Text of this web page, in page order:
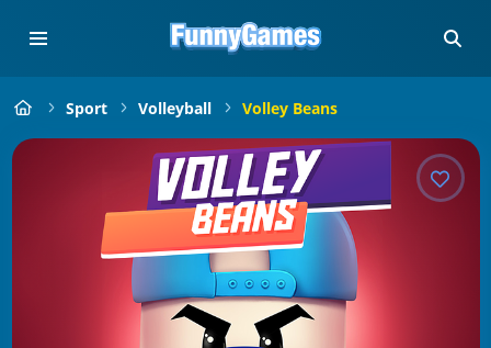
Sport Volleyball Volley Beans